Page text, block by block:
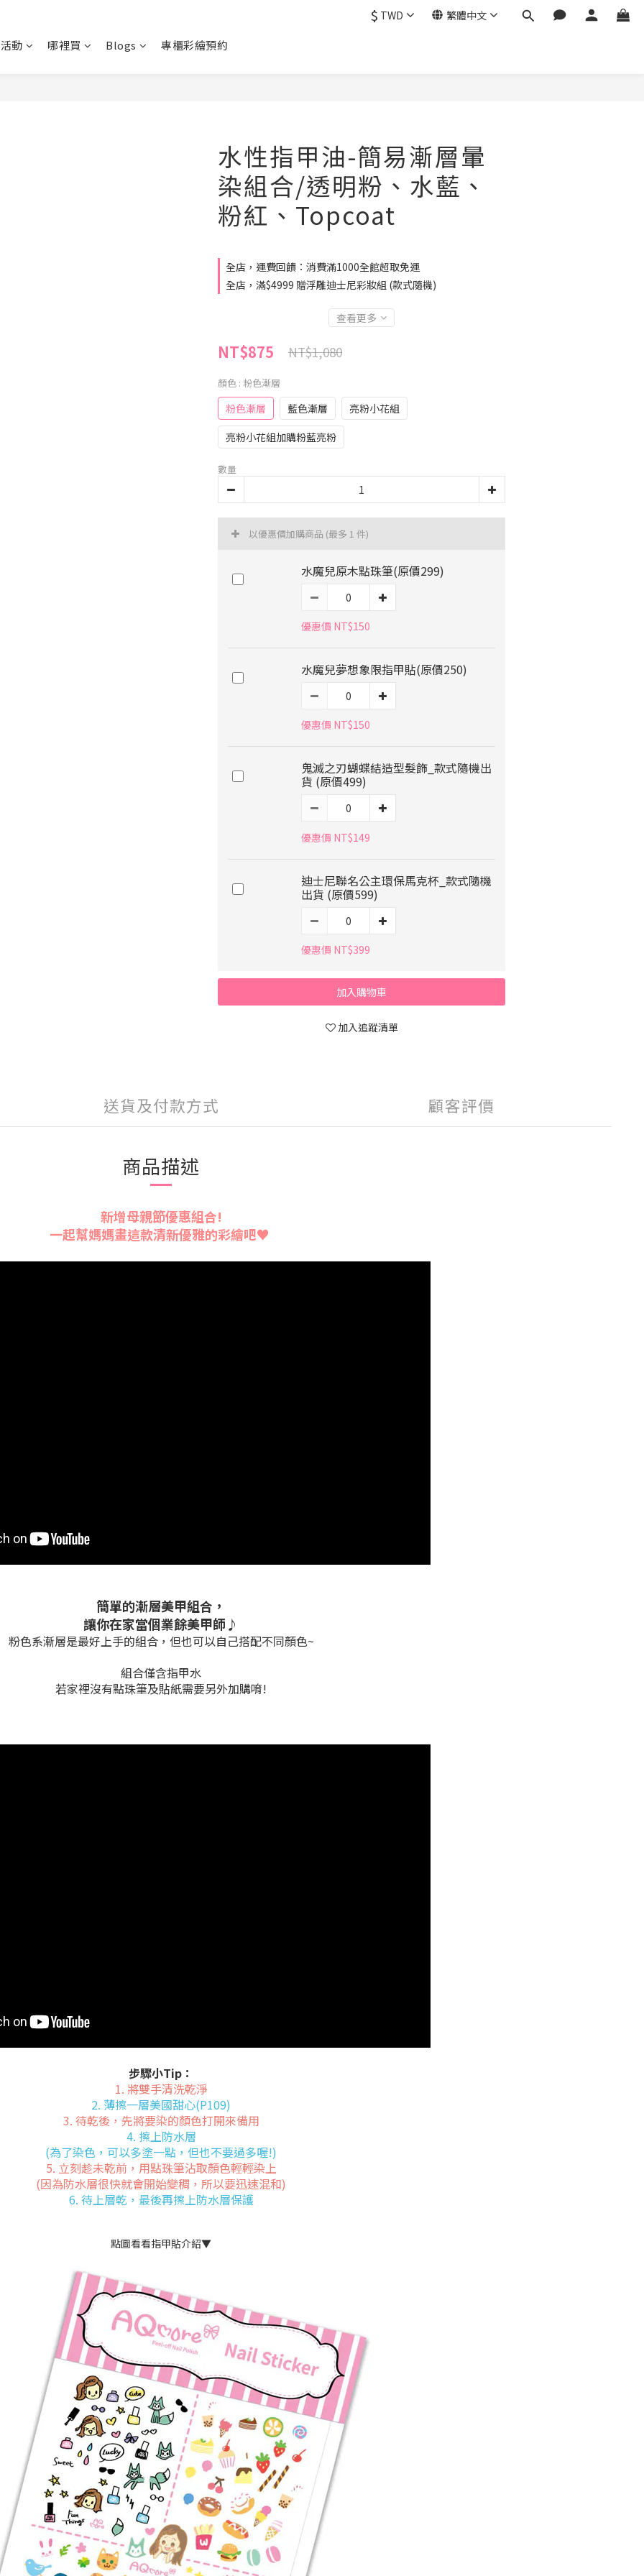
$ TWD 繁體中文
動 哪裡買 Blogs 專櫃彩繪預約
水性指甲油-簡易漸層暈
染組合/透明粉、水藍、
粉紅、Topcoat
全店，運費回饋：消費滿1000全館超取免運
全店，滿$4999 贈浮雕迪士尼彩妝組 (款式隨機)
查看更多
NT$1,080
NT$875
顏色 : 粉色漸層
粉色漸層 藍色漸層
亮粉小花組
亮粉小花組加購粉藍亮粉
數量
以優惠價加購商品 (最多 1 件)
水魔兒原木點珠筆(原價299)
優惠價 NT$150
水魔兒夢想象限指甲貼(原價250)
優惠價 NT$150
鬼滅之刃蝴蝶結造型髮飾_款式隨機出
貨 (原價499)
優惠價 NT$149
迪士尼聯名公主環保馬克杯_款式隨機
出貨 (原價599)
優惠價 NT$399
加入購物車
加入追蹤清單
送貨及付款方式 顧客評價
商品描述
新增母親節優惠組合!
一起幫媽媽畫這款清新優雅的彩繪吧♥
簡單的漸層美甲組合，
讓你在家當個業餘美甲師♪
粉色系漸層是最好上手的組合， 但也可以自己搭配不同顏色~
組合僅含指甲水
若家裡沒有點珠筆及貼紙需要另外加購唷!
步驟小Tip：
1. 將雙手清洗乾淨
2. 薄擦一層美國甜心(P109)
3. 待乾後，先將要染的顏色打開來備用
4. 擦上防水層
(為了染色，可以多塗一點，但也不要過多喔!)
5. 立刻趁未乾前，用點珠筆沾取顏色輕輕染上
(因為防水層很快就會開始變稠，所以要迅速混和)
6. 待上層乾，最後再擦上防水層保護
點圖看看指甲貼介紹▼